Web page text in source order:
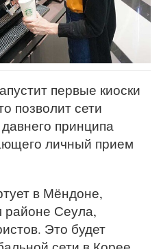
первые киоски
позволит сети
принципа
личный прием
в Мёндоне,
районе Сеула,
Это будет